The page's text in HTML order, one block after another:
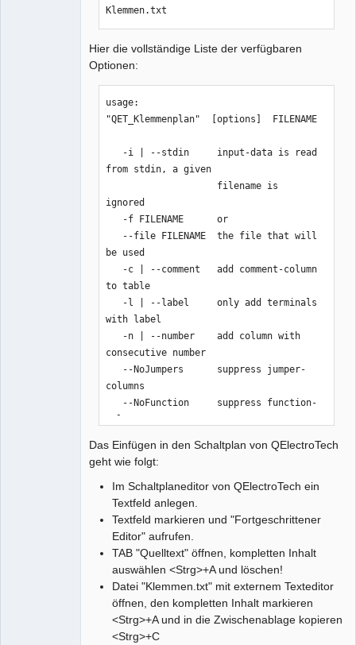
Klemmen.txt
Hier die vollständige Liste der verfügbaren
Optionen:
usage:
"QET_Klemmenplan"  [options]  FILENAME
from stdin, a given
ignored
be used
to table
with label
consecutive number
columns
column
column
Das Einfügen in den Schaltplan von QElectroTech
geht wie folgt:
Im Schaltplaneditor von QElectroTech ein
Textfeld anlegen.
Textfeld markieren und "Fortgeschrittener
Editor" aufrufen.
TAB "Quelltext" öffnen, kompletten Inhalt
auswählen <Strg>+A und löschen!
Datei "Klemmen.txt" mit externem Texteditor
öffnen, den kompletten Inhalt markieren
<Strg>+A und in die Zwischenablage kopieren
<Strg>+C